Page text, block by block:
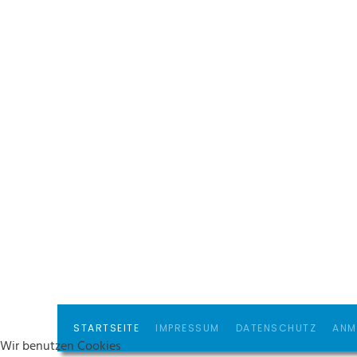
STARTSEITE IMPRESSUM DATENSCHUTZ
Wir benutzen Cookies